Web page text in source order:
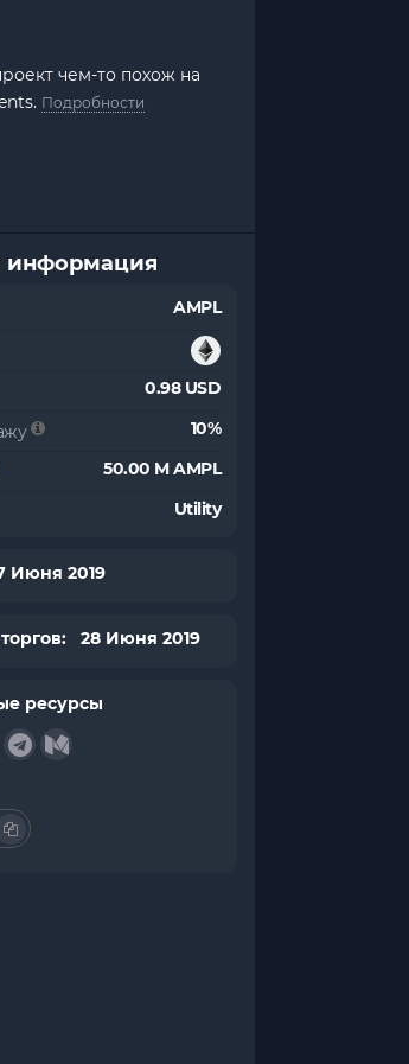
чем-то похож на
Подробности
информация
AMPL
0.98 USD
10%
50.00 M AMPL
Utility
Июня 2019
торгов: 28 Июня 2019
ресурсы